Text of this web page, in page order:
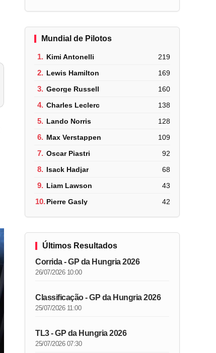
Mundial de Pilotos
1. Kimi Antonelli 219
2. Lewis Hamilton 169
3. George Russell 160
4. Charles Leclerc 138
5. Lando Norris 128
6. Max Verstappen 109
7. Oscar Piastri 92
8. Isack Hadjar 68
9. Liam Lawson 43
10.Pierre Gasly 42
Últimos Resultados
Corrida - GP da Hungria 2026
26/07/2026 10:00
Classificação - GP da Hungria 2026
25/07/2026 11:00
TL3 - GP da Hungria 2026
25/07/2026 07:30